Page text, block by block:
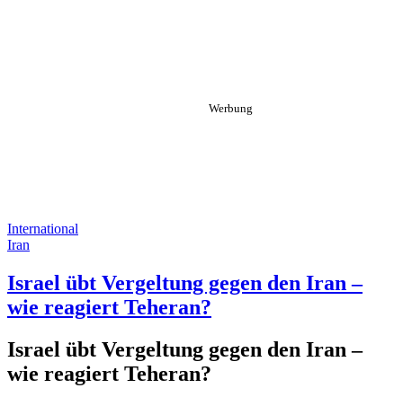
International
Iran
Israel übt Vergeltung gegen den Iran –
wie reagiert Teheran?
Israel übt Vergeltung gegen den Iran –
wie reagiert Teheran?